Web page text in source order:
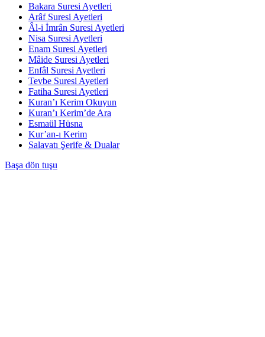
Bakara Suresi Ayetleri
Arâf Suresi Ayetleri
Âl-i İmrân Suresi Ayetleri
Nisa Suresi Ayetleri
Enam Suresi Ayetleri
Mâide Suresi Ayetleri
Enfâl Suresi Ayetleri
Tevbe Suresi Ayetleri
Fatiha Suresi Ayetleri
Kuran’ı Kerim Okuyun
Kuran’ı Kerim’de Ara
Esmaül Hüsna
Kur’an-ı Kerim
Salavatı Şerife & Dualar
Başa dön tuşu